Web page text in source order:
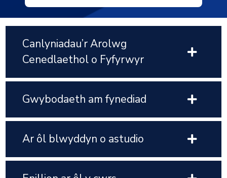
Canlyniadau’r Arolwg
Cenedlaethol o Fyfyrwyr
Gwybodaeth am fynediad
Ar ôl blwyddyn o astudio